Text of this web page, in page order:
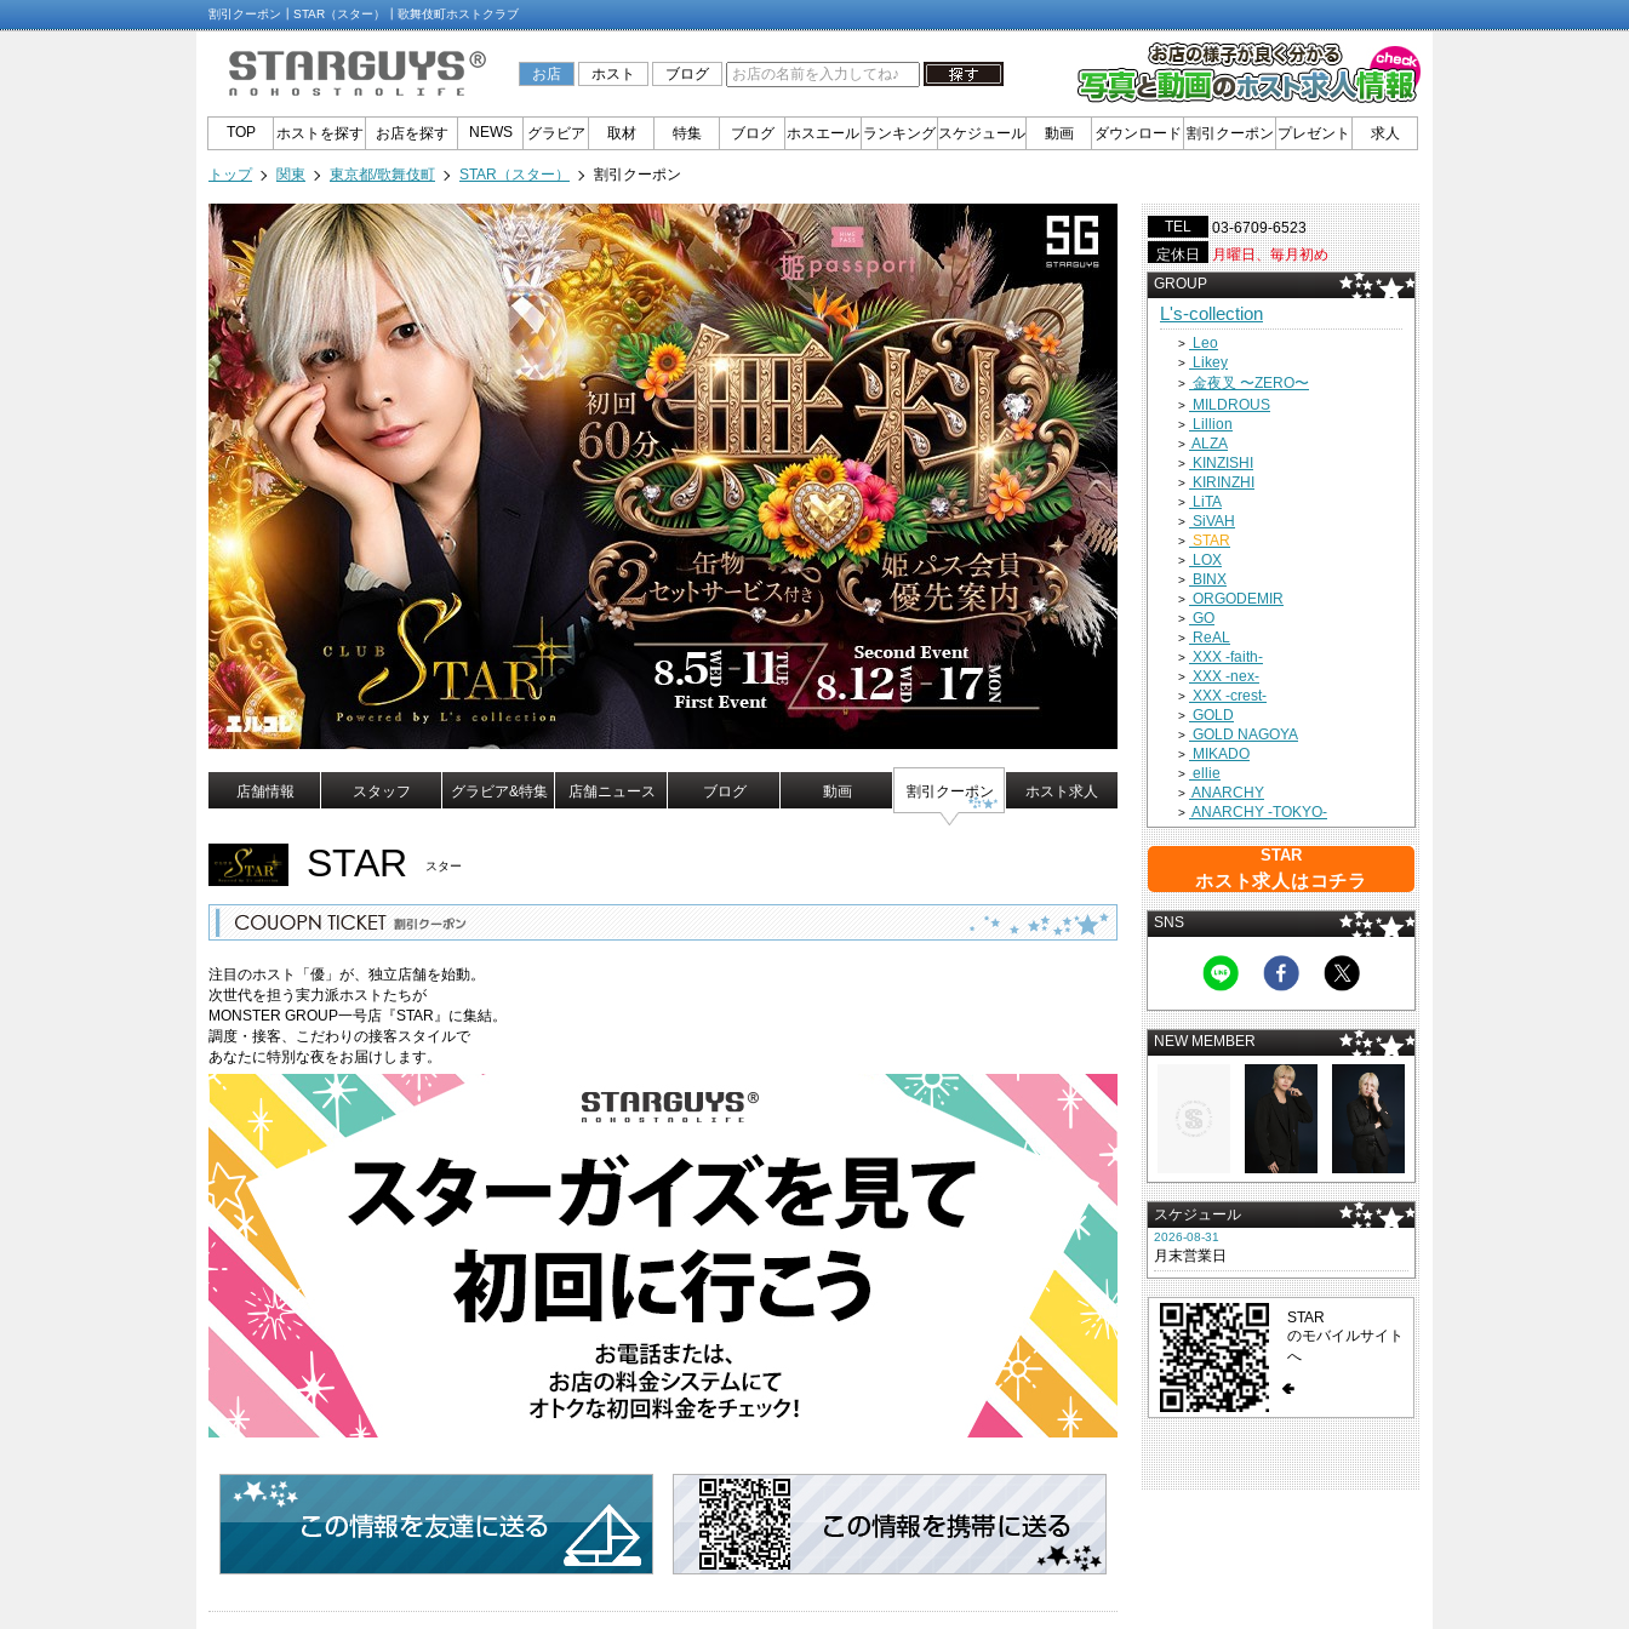
割引クーポン┃STAR（スター）┃歌舞伎町ホストクラブ
お店 ホスト ブログ
TOP ホストを探す お店を探す NEWS グラビア 取材 特集 ブログ ホスエール ランキング スケジュール 動画 ダウンロード 割引クーポン プレゼント 求人
トップ 関東 東京都/歌舞伎町 STAR（スター） 割引クーポン
店舗情報 スタッフ グラビア&特集 店舗ニュース ブログ 動画 割引クーポン ホスト求人
STAR スター
注目のホスト「優」が、独立店舗を始動。
次世代を担う実力派ホストたちが
MONSTER GROUP一号店『STAR』に集結。
調度・接客、こだわりの接客スタイルで
あなたに特別な夜をお届けします。
TEL
03-6709-6523
定休日
月曜日、毎月初め
GROUP
L's-collection
> Leo
> Likey
> 金夜叉 〜ZERO〜
> MILDROUS
> Lillion
> ALZA
> KINZISHI
> KIRINZHI
> LiTA
> SiVAH
> STAR
> LOX
> BINX
> ORGODEMIR
> GO
> ReAL
> XXX -faith-
> XXX -nex-
> XXX -crest-
> GOLD
> GOLD NAGOYA
> MIKADO
> ellie
> ANARCHY
> ANARCHY -TOKYO-
STAR
ホスト求人はコチラ
SNS
NEW MEMBER
スケジュール
2026-08-31
月末営業日
STAR
のモバイルサイト
へ